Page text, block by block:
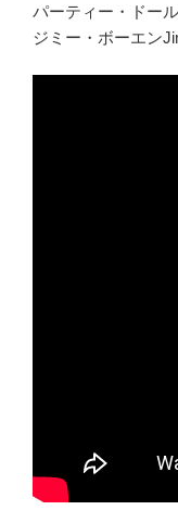
パーティー・ドー
ジミー・ボーエン